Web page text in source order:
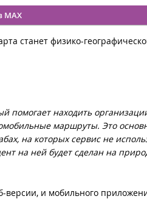
MAX
станет физико-
помогает находить
маршруты. Это
на которых сервис не
на ней будет сделан на
версии, и мобильного